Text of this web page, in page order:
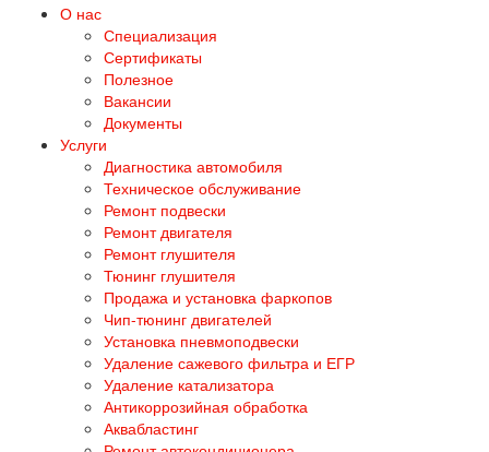
О нас
Специализация
Сертификаты
Полезное
Вакансии
Документы
Услуги
Диагностика автомобиля
Техническое обслуживание
Ремонт подвески
Ремонт двигателя
Ремонт глушителя
Тюнинг глушителя
Продажа и установка фаркопов
Чип-тюнинг двигателей
Установка пневмоподвески
Удаление сажевого фильтра и ЕГР
Удаление катализатора
Антикоррозийная обработка
Аквабластинг